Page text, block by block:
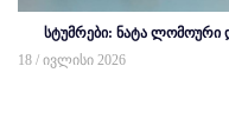
სტუმრები: ნატა ლომოური
18 / ივლისი 2026